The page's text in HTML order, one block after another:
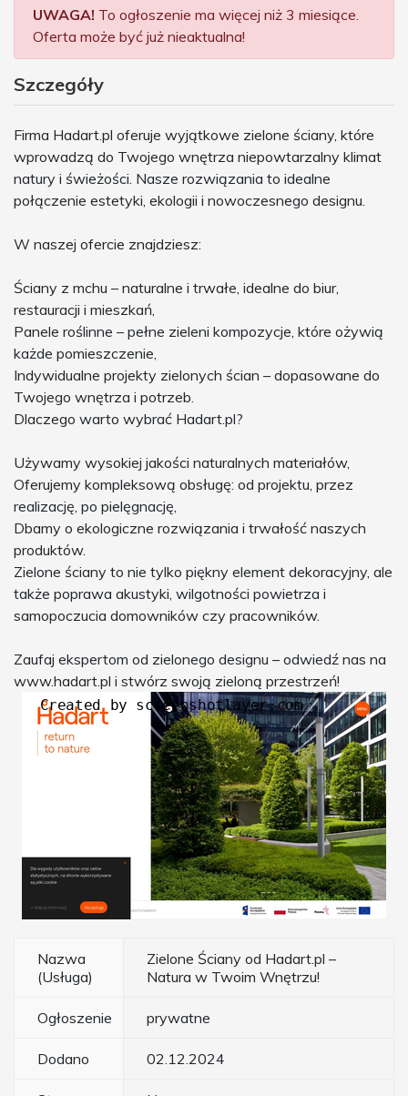
UWAGA! To ogłoszenie ma więcej niż 3 miesiące.
Oferta może być już nieaktualna!
Szczegóły
Firma Hadart.pl oferuje wyjątkowe zielone ściany, które
wprowadzą do Twojego wnętrza niepowtarzalny klimat
natury i świeżości. Nasze rozwiązania to idealne
połączenie estetyki, ekologii i nowoczesnego designu.
W naszej ofercie znajdziesz:
Ściany z mchu – naturalne i trwałe, idealne do biur,
restauracji i mieszkań,
Panele roślinne – pełne zieleni kompozycje, które ożywią
każde pomieszczenie,
Indywidualne projekty zielonych ścian – dopasowane do
Twojego wnętrza i potrzeb.
Dlaczego warto wybrać Hadart.pl?
Używamy wysokiej jakości naturalnych materiałów,
Oferujemy kompleksową obsługę: od projektu, przez
realizację, po pielęgnację,
Dbamy o ekologiczne rozwiązania i trwałość naszych
produktów.
Zielone ściany to nie tylko piękny element dekoracyjny, ale
także poprawa akustyki, wilgotności powietrza i
samopoczucia domowników czy pracowników.
Zaufaj ekspertom od zielonego designu – odwiedź nas na
www.hadart.pl i stwórz swoją zieloną przestrzeń!
Nazwa
(Usługa)
Zielone Ściany od Hadart.pl –
Natura w Twoim Wnętrzu!
Ogłoszenie prywatne
Dodano 02.12.2024